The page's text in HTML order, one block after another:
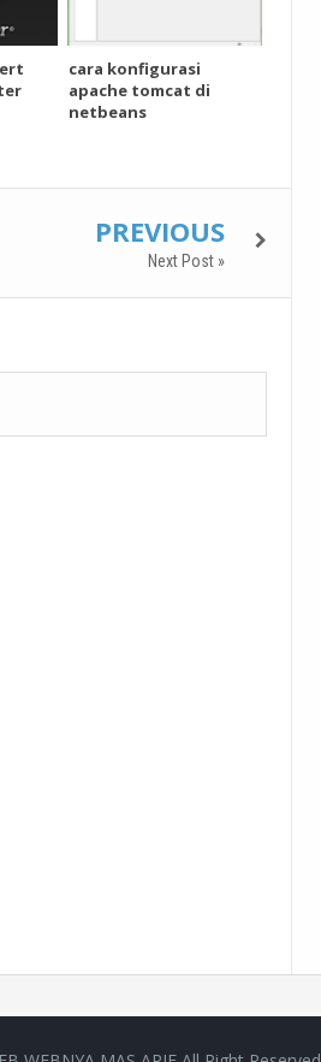
cara konfigurasi
apache tomcat di
netbeans
PREVIOUS
Next Post »